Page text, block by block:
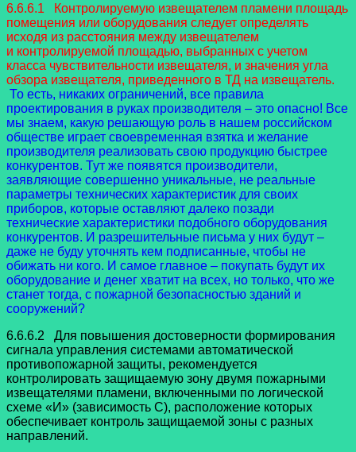
6.6.6.1 Контролируемую извещателем пламени площадь
помещения или оборудования следует определять
исходя из расстояния между извещателем
и контролируемой площадью, выбранных с учетом
класса чувствительности извещателя, и значения угла
обзора извещателя, приведенного в ТД на извещатель.
То есть, никаких ограничений, все правила
проектирования в руках производителя – это опасно! Все
мы знаем, какую решающую роль в нашем российском
обществе играет своевременная взятка и желание
производителя реализовать свою продукцию быстрее
конкурентов. Тут же появятся производители,
заявляющие совершенно уникальные, не реальные
параметры технических характеристик для своих
приборов, которые оставляют далеко позади
технические характеристики подобного оборудования
конкурентов. И разрешительные письма у них будут –
даже не буду уточнять кем подписанные, чтобы не
обижать ни кого. И самое главное – покупать будут их
оборудование и денег хватит на всех, но только, что же
станет тогда, с пожарной безопасностью зданий и
сооружений?
6.6.6.2 Для повышения достоверности формирования
сигнала управления системами автоматической
противопожарной защиты, рекомендуется
контролировать защищаемую зону двумя пожарными
извещателями пламени, включенными по логической
схеме «И» (зависимость С), расположение которых
обеспечивает контроль защищаемой зоны с разных
направлений.